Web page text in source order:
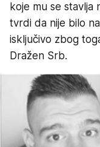
koje mu se
tvrdi da nije bilo
isključivo zbog
Dražen Srb.